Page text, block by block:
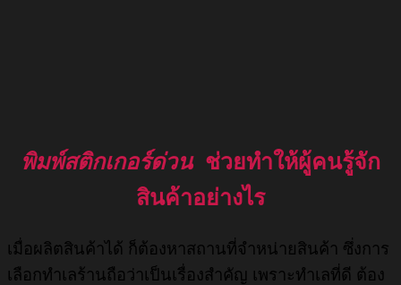
พิมพ์สติกเกอร์ด่วน ช่วยทำให้ผู้คนรู้จัก
สินค้าอย่างไร
เมื่อผลิตสินค้าได้ ก็ต้องหาสถานที่จำหน่ายสินค้า ซึ่งการ
เลือกทำเลร้านถือว่าเป็นเรื่องสำคัญ เพราะทำเลที่ดี ต้อง